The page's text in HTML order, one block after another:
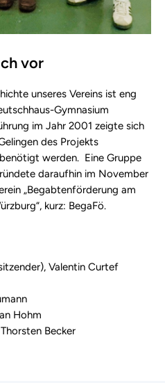
vor
unseres Vereins ist eng
Gymnasium
im Jahr 2001 zeigte sich
des Projekts
werden. Eine Gruppe
daraufhin im November
„Begabtenförderung am
kurz: BegaFö.
Valentin Curtef
Hohm
Becker